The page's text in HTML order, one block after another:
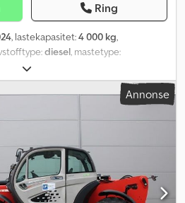
Ring
, lastekapasitet:4 000 kg,
diesel, mastetype:
2 450 mm
dekkdimensjon:400/80-24,
, farge:annen, Annonse